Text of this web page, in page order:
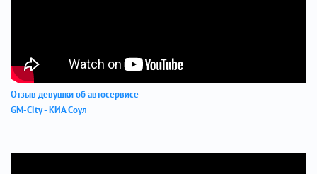
Отзыв девушки об автосервисе
GM-City - КИА Соул